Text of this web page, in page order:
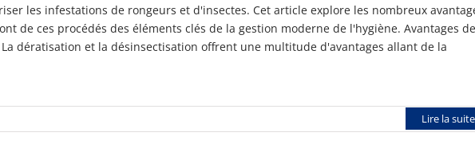
les infestations de rongeurs et d'insectes. Cet article explore les nombreux
de ces procédés des éléments clés de la gestion moderne de l'hygiène. Avantages
dératisation et la désinsectisation offrent une multitude d'avantages allant de la
Lire la suite